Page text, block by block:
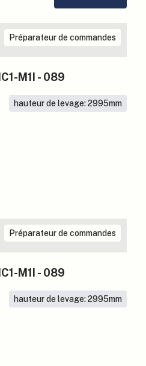
Préparateur de commandes
M1I - 089
hauteur de levage: 2995mm
Préparateur de commandes
M1I - 089
hauteur de levage: 2995mm